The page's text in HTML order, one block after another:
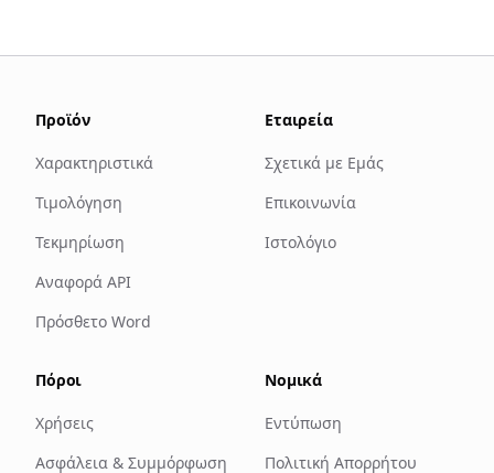
Προϊόν
Χαρακτηριστικά
Τιμολόγηση
Τεκμηρίωση
Αναφορά API
Πρόσθετο Word
Εταιρεία
Σχετικά με Εμάς
Επικοινωνία
Ιστολόγιο
Πόροι
Χρήσεις
Ασφάλεια & Συμμόρφωση
Νομικά
Εντύπωση
Πολιτική Απορρήτου